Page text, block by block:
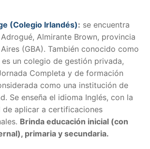
(Colegio Irlandés): se encuentra
Almirante Brown, provincia
(GBA). También conocido como
es un colegio de gestión privada,
Completa y de formación
como una institución de
Se enseña el idioma Inglés, con la
de aplicar a certificaciones
Brinda educación inicial (con
primaria y secundaria.